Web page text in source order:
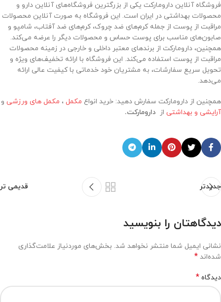
فروشگاه آنلاین دارومارکت یکی از بزرگترین فروشگاه‌های آنلاین دارو و
محصولات بهداشتی در ایران است. این فروشگاه به صورت آنلاین محصولات
مراقبت از پوست از جمله کرم‌های ضد چروک، کرم‌های ضد آفتاب، شامپو و
صابون‌های مناسب برای پوست حساس و محصولات دیگر را عرضه می‌کند.
همچنین، دارومارکت از برندهای معتبر داخلی و خارجی در زمینه محصولات
مراقبت از پوست استفاده می‌کند. این فروشگاه با ارائه تخفیف‌های ویژه و
تحویل سریع سفارشات، به مشتریان خود خدماتی با کیفیت عالی ارائه
می‌دهد.
همچنین از دارومارکت سفارش دهید: خرید انواع مکمل ، مکمل های ورزشی و
آرایشی و بهداشتی از دارومارکت.
جدیدتر قدیمی تر
دیدگاهتان را بنویسید
نشانی ایمیل شما منتشر نخواهد شد. بخش‌های موردنیاز علامت‌گذاری
شده‌اند *
دیدگاه *